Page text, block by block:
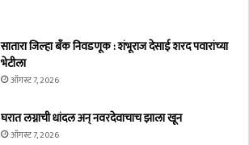
सातारा जिल्हा बँक निवडणूक : शंभूराज देसाई शरद पवारांच्या
भेटीला
ऑगस्ट 7, 2026
घरात लग्नाची धांदल अन् नवरदेवाचाच झाला खून
ऑगस्ट 7, 2026